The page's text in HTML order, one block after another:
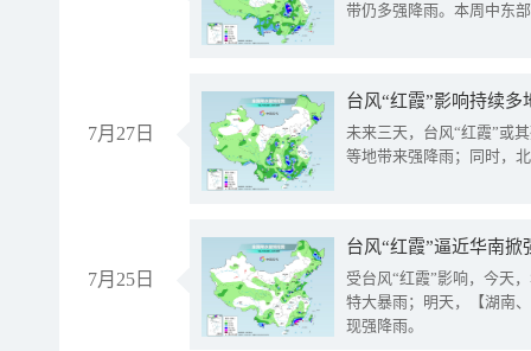
带仍多强降雨。本周中东
7月27日
台风“红霞”影响持续
未来三天，台风“红霞”或
等地带来强降雨；同时，
7月25日
台风“红霞”逼近华南
受台风“红霞”影响，今天
特大暴雨；明天，【湖南
现强降雨。